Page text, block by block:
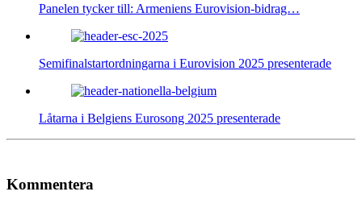
Panelen tycker till: Armeniens Eurovision-bidrag…
Semifinalstartordningarna i Eurovision 2025 presenterade
Låtarna i Belgiens Eurosong 2025 presenterade
Kommentera